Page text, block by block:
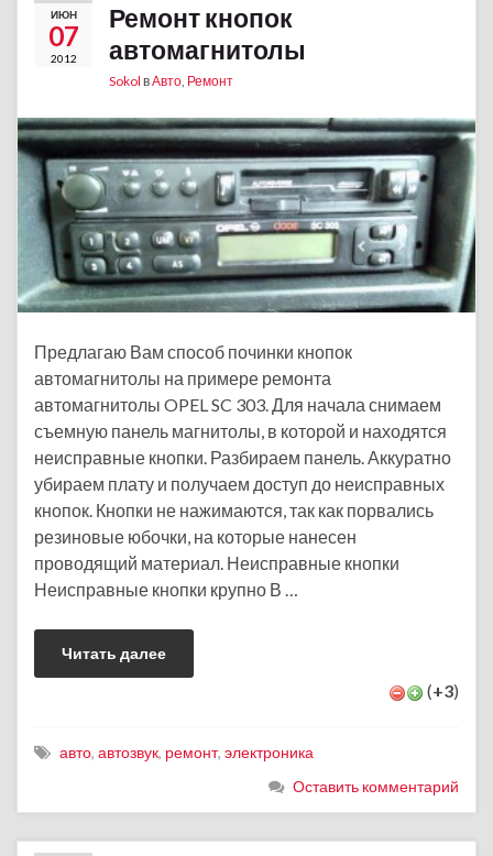
ИЮН
07
2012
Ремонт кнопок
автомагнитолы
Sokol вАвто Ремонт
Предлагаю Вам способ починки кнопок
автомагнитолы на примере ремонта
автомагнитолы OPEL SC 303. Для начала снимаем
съемную панель магнитолы, в которой и находятся
неисправные кнопки. Разбираем панель. Аккуратно
убираем плату и получаем доступ до неисправных
кнопок. Кнопки не нажимаются, так как порвались
резиновые юбочки, на которые нанесен
проводящий материал. Неисправные кнопки
Неисправные кнопки крупно В …
Читать далее
(+3)
авто, автозвук, ремонт, электроника
Оставить комментарий